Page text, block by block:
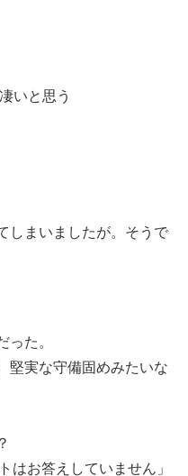
いと思う
しまいましたが。そうで
った。
堅実な守備固めみたいな
はお答えしていません」